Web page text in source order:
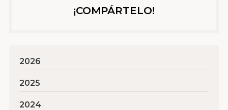
¡COMPÁRTELO!
2026
2025
2024